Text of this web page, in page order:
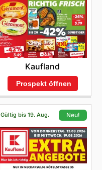
Kaufland
Prospekt öffnen
Gültig bis 19. Aug. Neu!